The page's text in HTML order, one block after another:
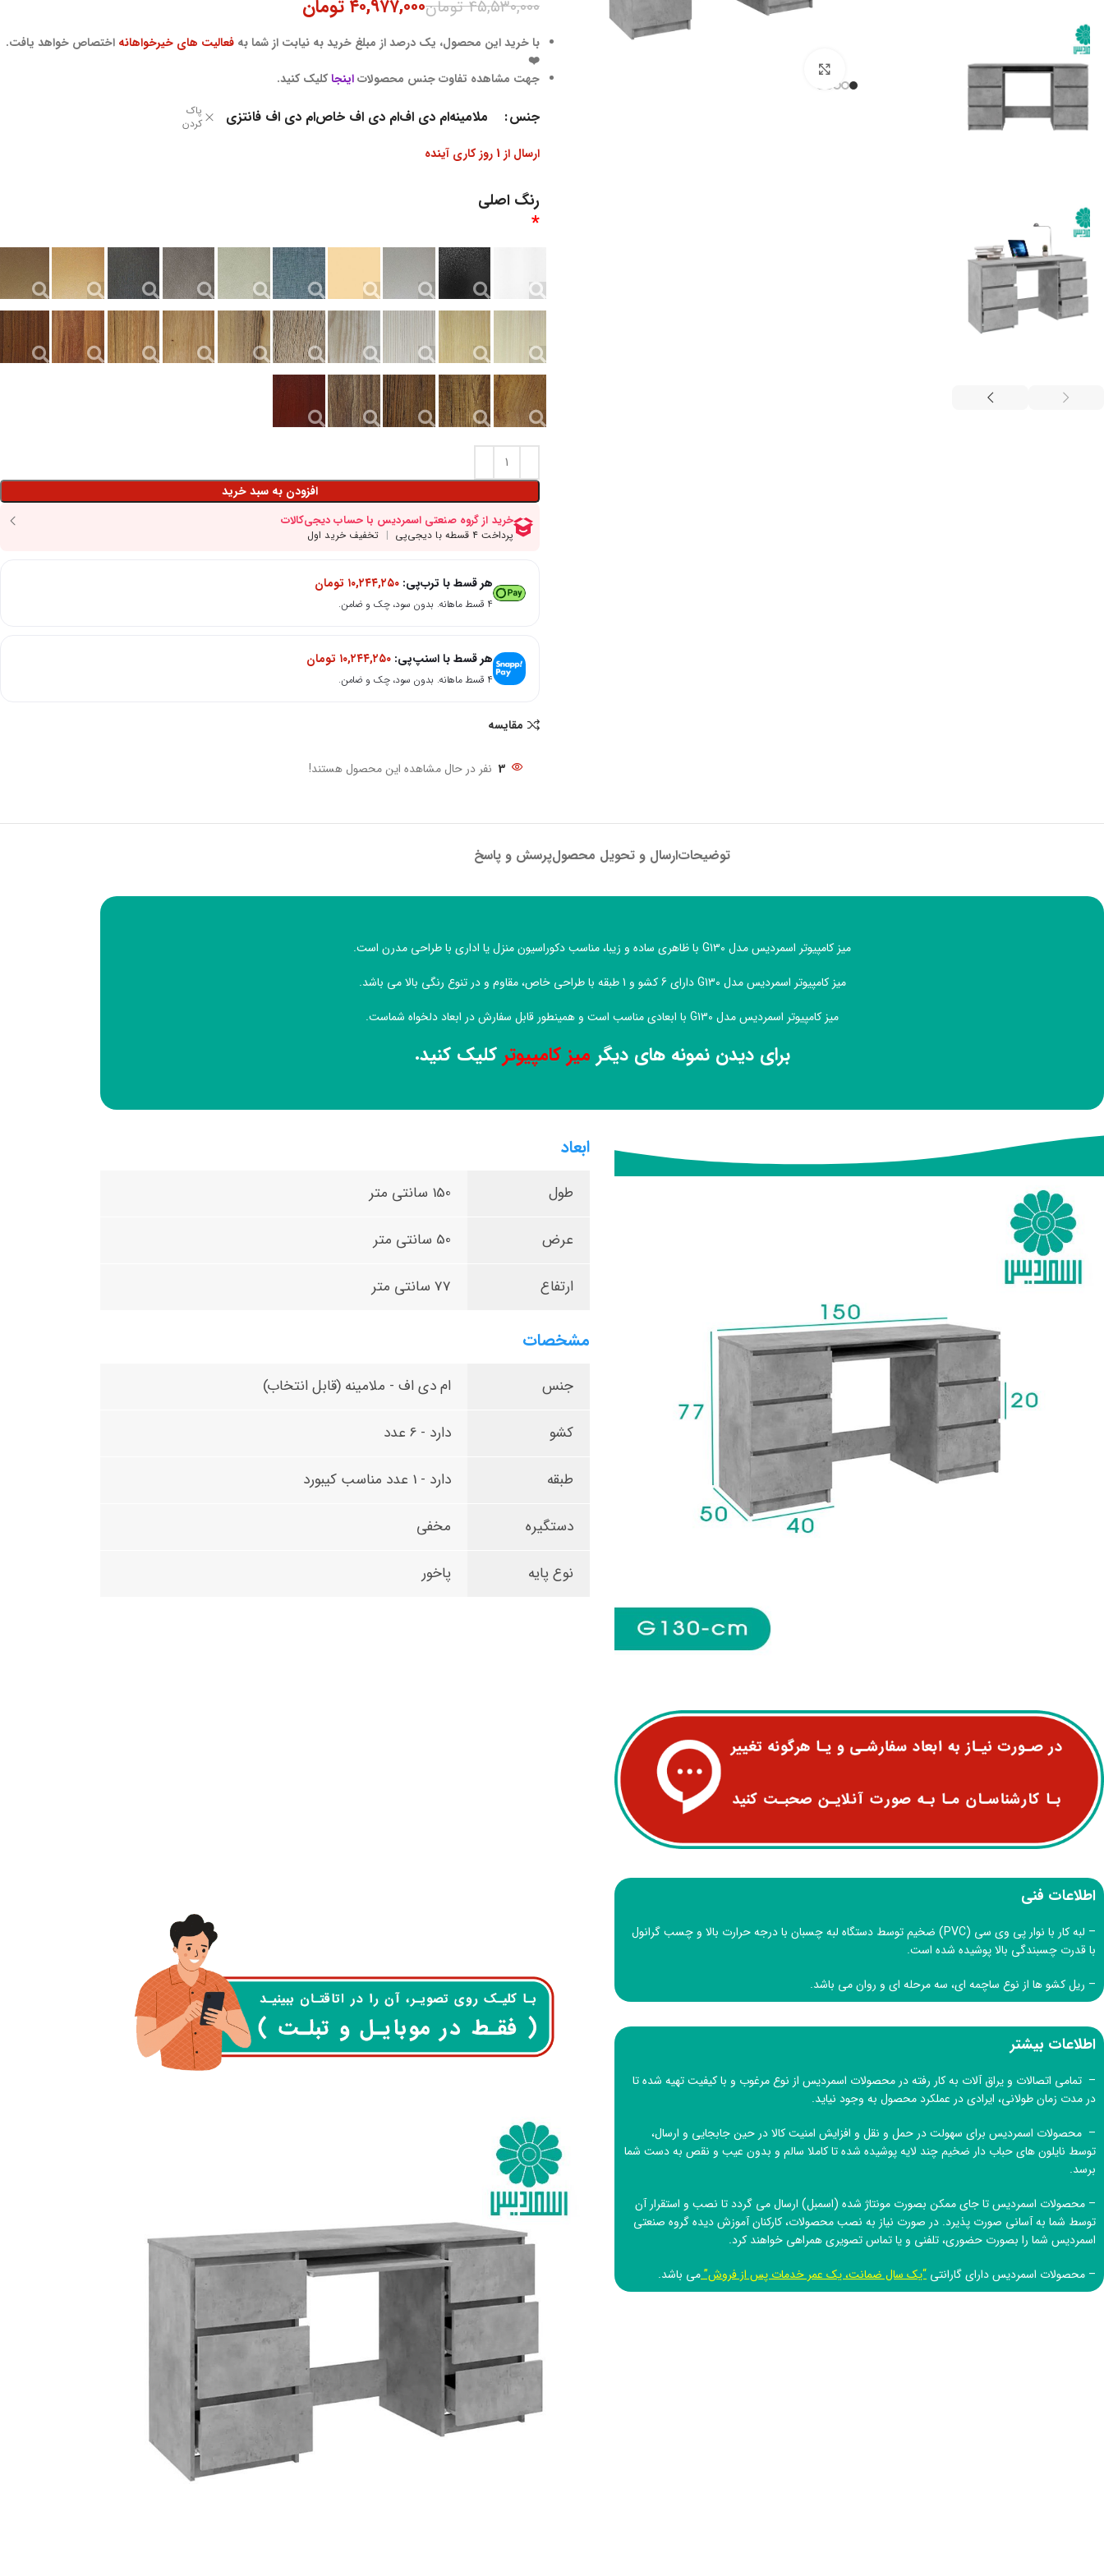
۴۵,۵۳۰,۰۰۰ تومان۴۰,۹۷۷,۰۰۰ تومان
با خرید این محصول، یک درصد از مبلغ خرید به نیابت از شما به فعالیت های خیرخواهانه اختصاص خواهد یافت.
❤️
جهت مشاهده تفاوت جنس محصولاتاینجا کلیک کنید.
جنس ملامینهام دی افام دی اف خاصام دی اف فانتزی
پاک
کردن
ارسال از 1 روز کاری آینده
رنگ اصلی
*
افزودن به سبد خرید
هر قسط با ترب‌پی: ۱۰,۲۴۴,۲۵۰ تومان
۴ قسط ماهانه. بدون سود، چک و ضامن.
هر قسط با اسنپ‌پی: ۱۰,۲۴۴,۲۵۰ تومان
۴ قسط ماهانه. بدون سود، چک و ضامن.
مقایسه
3 نفر در حال مشاهده این محصول هستند!
توضیحاتارسال و تحویل محصولپرسش و پاسخ
میز کامپیوتر اسمردیس مدل G130 با ظاهری ساده و زیبا، مناسب دکوراسیون منزل یا اداری با طراحی مدرن است.
میز کامپیوتر اسمردیس مدل G130 دارای 6 کشو و 1 طبقه با طراحی خاص، مقاوم و در تنوع رنگی بالا می باشد.
میز کامپیوتر اسمردیس مدل G130 با ابعادی مناسب است و همینطور قابل سفارش در ابعاد دلخواه شماست.
برای دیدن نمونه های دیگر میز کامپیوتر کلیک کنید.
ابعاد
طول 150 سانتی متر
عرض 50 سانتی متر
ارتفاع 77 سانتی متر
مشخصات
جنس ام دی اف - ملامینه (قابل انتخاب)
کشو دارد - 6 عدد
طبقه دارد - 1 عدد مناسب کیبورد
دستگیره مخفی
نوع پایه پاخور
اطلاعات فنی
– لبه کار با نوار پی وی سی (PVC) ضخیم توسط دستگاه لبه چسبان با درجه حرارت بالا و چسب گرانول
با قدرت چسبندگی بالا پوشیده شده است.
– ریل کشو ها از نوع ساچمه ای، سه مرحله ای و روان می باشد.
اطلاعات بیشتر
– تمامی اتصالات و یراق آلات به کار رفته در محصولات اسمردیس از نوع مرغوب و با کیفیت تهیه شده تا
در مدت زمان طولانی، ایرادی در عملکرد محصول به وجود نیاید.
– محصولات اسمردیس برای سهولت در حمل و نقل و افزایش امنیت کالا در حین جابجایی و ارسال،
توسط نایلون های حباب دار ضخیم چند لایه پوشیده شده تا کاملا سالم و بدون عیب و نقص به دست شما
برسد.
– محصولات اسمردیس تا جای ممکن بصورت مونتاژ شده (اسمبل) ارسال می گردد تا نصب و استقرار آن
توسط شما به آسانی صورت پذیرد. در صورت نیاز به نصب محصولات، کارکنان آموزش دیدهگروه صنعتی
اسمردیس شما را بصورت حضوری، تلفنی و یا تماس تصویری همراهی خواهند کرد.
– محصولات اسمردیس دارای گارانتی “یک سال ضمانت، یک عمر خدمات پس از فروش”می باشد.